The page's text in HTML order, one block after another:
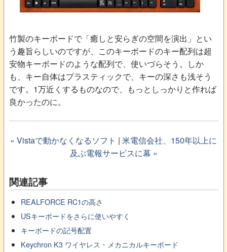
竹製のキーボードで「癒しと安らぎの空間を演出」とい
う趣旨らしいのですが、このキーボードのキー配列は超
安物キーボードのような配列で、使いづらそう。しか
も、キー自体はプラスティックで、キーの深さも浅そう
です。1万近くするものなので、もっとしっかりと作れば
良かったのに。
« Vistaで動かなくなるソフト | 米電信会社、150年以上に
及ぶ電報サービスに幕 »
関連記事
REALFORCE RC1の高さ
USキーボードをさらに使いやすく
キーボードの記号配置
Keychron K3 ワイヤレス・メカニカルキーボード